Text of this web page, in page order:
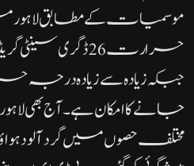
موسمیات کے مطابق لاہور
حرارت 26 ڈگری
جانے کا امکان ہے۔ آج بھی
مختلف حصوں میں گرد آلود